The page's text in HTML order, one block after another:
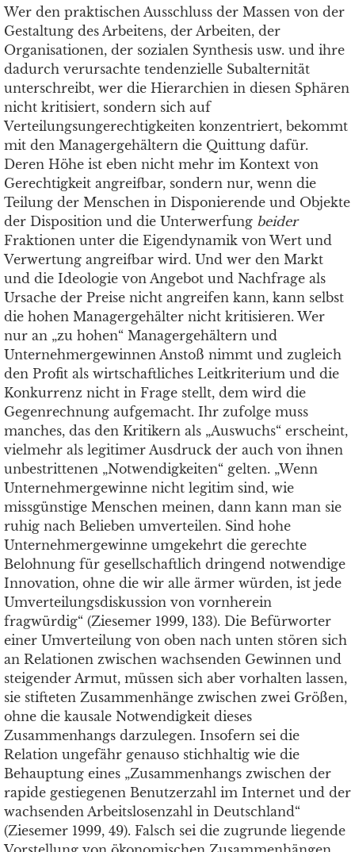
Wer den praktischen Ausschluss der Massen von der
Gestaltung des Arbeitens, der Arbeiten, der
Organisationen, der sozialen Synthesis usw. und ihre
dadurch verursachte tendenzielle Subalternität
unterschreibt, wer die Hierarchien in diesen Sphären
nicht kritisiert, sondern sich auf
Verteilungsungerechtigkeiten konzentriert, bekommt
mit den Managergehältern die Quittung dafür.
Deren Höhe ist eben nicht mehr im Kontext von
Gerechtigkeit angreifbar, sondern nur, wenn die
Teilung der Menschen in Disponierende und Objekte
der Disposition und die Unterwerfung beider
Fraktionen unter die Eigendynamik von Wert und
Verwertung angreifbar wird. Und wer den Markt
und die Ideologie von Angebot und Nachfrage als
Ursache der Preise nicht angreifen kann, kann selbst
die hohen Managergehälter nicht kritisieren. Wer
nur an „zu hohen“ Managergehältern und
Unternehmergewinnen Anstoß nimmt und zugleich
den Profit als wirtschaftliches Leitkriterium und die
Konkurrenz nicht in Frage stellt, dem wird die
Gegenrechnung aufgemacht. Ihr zufolge muss
manches, das den Kritikern als „Auswuchs“ erscheint,
vielmehr als legitimer Ausdruck der auch von ihnen
unbestrittenen „Notwendigkeiten“ gelten. „Wenn
Unternehmergewinne nicht legitim sind, wie
missgünstige Menschen meinen, dann kann man sie
ruhig nach Belieben umverteilen. Sind hohe
Unternehmergewinne umgekehrt die gerechte
Belohnung für gesellschaftlich dringend notwendige
Innovation, ohne die wir alle ärmer würden, ist jede
Umverteilungsdiskussion von vornherein
fragwürdig“ (Ziesemer 1999, 133). Die Befürworter
einer Umverteilung von oben nach unten stören sich
an Relationen zwischen wachsenden Gewinnen und
steigender Armut, müssen sich aber vorhalten lassen,
sie stifteten Zusammenhänge zwischen zwei Größen,
ohne die kausale Notwendigkeit dieses
Zusammenhangs darzulegen. Insofern sei die
Relation ungefähr genauso stichhaltig wie die
Behauptung eines „Zusammenhangs zwischen der
rapide gestiegenen Benutzerzahl im Internet und der
wachsenden Arbeitslosenzahl in Deutschland“
(Ziesemer 1999, 49). Falsch sei die zugrunde liegende